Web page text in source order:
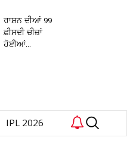
ਰਾਸ਼ਨ ਦੀਆਂ 99
ਫ਼ੀਸਦੀ ਚੀਜ਼ਾਂ
ਹੋਈਆਂ...
IPL 2026